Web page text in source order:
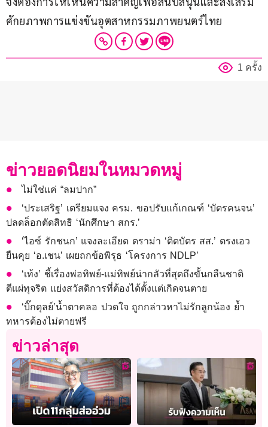
ศักยภาพการแข่งขันอุตสาหกรรมภาพยนตร์ไทย
1 ครั้ง
ข่าวยอดนิยมในหมวดหมู่
ไม่ใช่แค่ “ลมปาก”
‘ประเสริฐ’ เตรียมแจง ครม. ขอปรับแก้เกณฑ์ ‘บัตรคนจน’
ปลดล็อกตัดสิทธิ ‘นักศึกษา สกร.’
‘ไอซ์ รักชนก’ แจงละเอียด ดราม่า ‘ติดบัตร สส.’ ตรงเอว
ยืนคุย ‘อ.เชน’ เผยถกข้อพิรุธ ‘โครงการ NDLP’
‘เท้ง’ ชี้เรื่องพ่อทิพย์-แม่ทิพย์น่ากลัวที่สุดถึงขั้นกลืนชาติ
ตีแผ่ทุจริต แย่งสวัสดิการที่ต้องได้ตั้งแต่เกิดจนตาย
‘บิ๊กดุลย์’น้ำตาคลอ ปวดใจ ถูกกล่าวหาไม่รักลูกน้อง ย้ำ
ทหารต้องไม่ตายฟรี
ข่าวล่าสุด